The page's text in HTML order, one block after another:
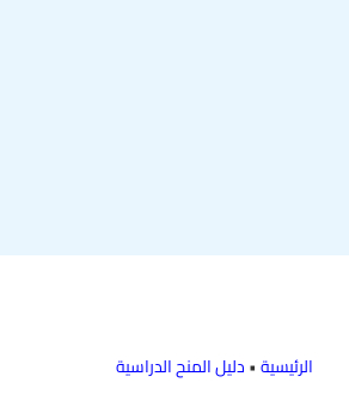
الرئيسية•دليل المنح الدراسية